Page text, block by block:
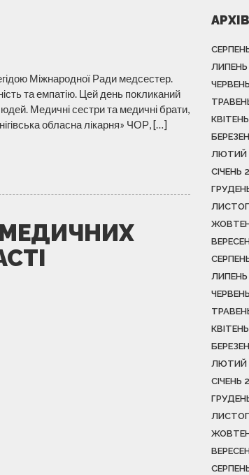
Міжнародної Ради медсестер.
та емпатію. Цей день покликаний
Медичні сестри та медичні брати,
обласна лікарня» ЧОР, […]
МЕДИЧНИХ
АРХІВ
ЛИПЕНЬ
ЛЮТИЙ
СІЧЕНЬ
ЛИПЕНЬ
ЛЮТИЙ
СІЧЕНЬ